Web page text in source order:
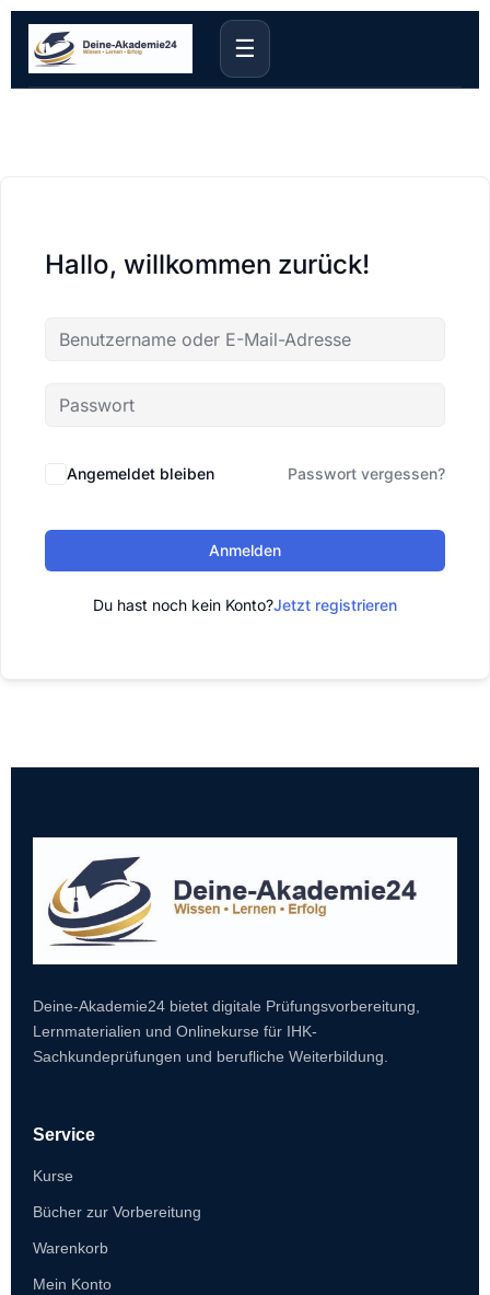
☰
Hallo, willkommen zurück!
Angemeldet bleiben Passwort vergessen?
Anmelden
Du hast noch kein Konto?Jetzt registrieren
Deine-Akademie24 bietet digitale Prüfungsvorbereitung,
Lernmaterialien und Onlinekurse für IHK-
Sachkundeprüfungen und berufliche Weiterbildung.
Service
Kurse
Bücher zur Vorbereitung
Warenkorb
Mein Konto